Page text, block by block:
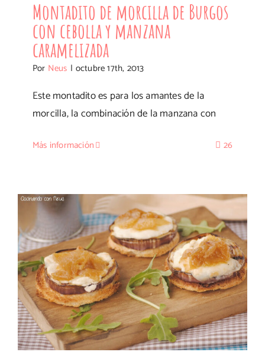
Montadito de morcilla de Burgos
con cebolla y manzana
caramelizada
Por Neus | octubre 17th, 2013
Este montadito es para los amantes de la
morcilla, la combinación de la manzana con
Más información 26
Montadito de berenjena con queso
de cabra y cebolla caramelizada